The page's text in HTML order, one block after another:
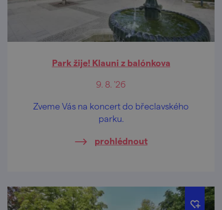
Park žije! Klauni z balónkova
9. 8. '26
Zveme Vás na koncert do břeclavského
parku.
prohlédnout